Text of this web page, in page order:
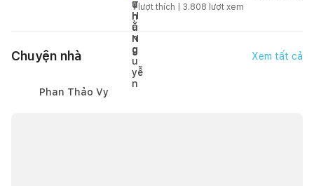
1lượt thích | 3.808 lượt xem
Chuyện nhà Xem tất cả
Phan Thảo Vy